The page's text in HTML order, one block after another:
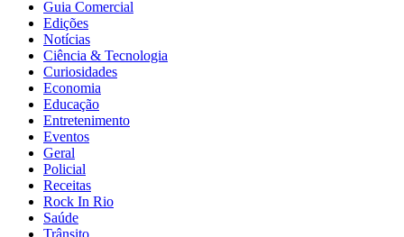
Guia Comercial
Edições
Notícias
Ciência & Tecnologia
Curiosidades
Economia
Educação
Entretenimento
Eventos
Geral
Policial
Receitas
Rock In Rio
Saúde